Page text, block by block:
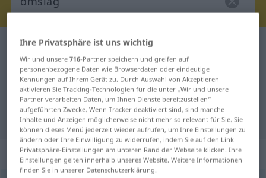
Niederländisch-Deutsch Wörterbuch
Niederländisch-Deutsch
Übersetzung für "omslag"
"omslag" Deutsch Übersetzung
„omslag“: zelfstandig naamwoord
Ihre Privatsphäre ist uns wichtig
Wir und unsere716-Partner speichern und greifen auf
personenbezogene Daten wie Browserdaten oder eindeutige
Kennungen auf Ihrem Gerät zu. Durch Auswahl von Akzeptieren
aktivieren Sie Tracking-Technologien für die unter „Wir und unsere
Partner verarbeiten Daten, um Ihnen Dienste bereitzustellen“
aufgeführten Zwecke. Wenn Tracker deaktiviert sind, sind manche
Inhalte und Anzeigen möglicherweise nicht mehr so relevant für Sie. Sie
können dieses Menü jederzeit wieder aufrufen, um Ihre Einstellungen zu
ändern oder Ihre Einwilligung zu widerrufen, indem Sie auf den Link
Privatsphäre-Einstellungen am unteren Rand der Webseite klicken. Ihre
Einstellungen gelten innerhalb unseres Website. Weitere Informationen
finden Sie in unserer Datenschutzerklärung.